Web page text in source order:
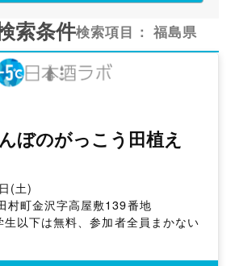
索条件検索項目： 福島県
ぼのがっこう田植え
(土)
村町金沢字高屋敷139番地
以下は無料、参加者全員まかない